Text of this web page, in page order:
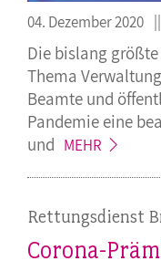
04. Dezember 2020
Die bislang
Thema
Beamte und
Pandemie eine
und MEHR
Rettungsdienst
Corona-